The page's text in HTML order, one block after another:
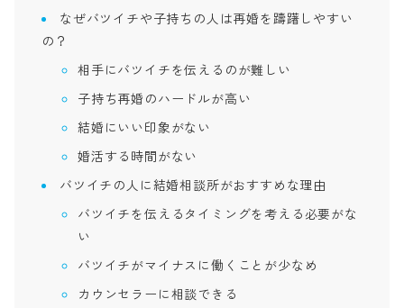
なぜバツイチや子持ちの人は再婚を躊躇しやすい
の？
相手にバツイチを伝えるのが難しい
子持ち再婚のハードルが高い
結婚にいい印象がない
婚活する時間がない
バツイチの人に結婚相談所がおすすめな理由
バツイチを伝えるタイミングを考える必要がな
い
バツイチがマイナスに働くことが少なめ
カウンセラーに相談できる